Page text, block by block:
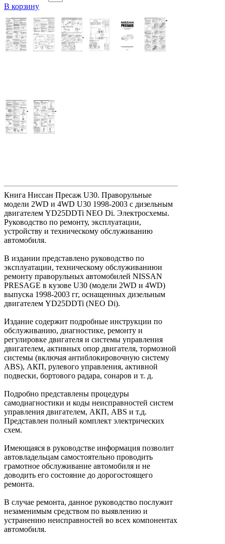
В корзину
Книга Ниссан Пресаж U30. Праворульные
модели 2WD и 4WD U30 1998-2003 с дизельным
двигателем YD25DDTi NEO Di. Электросхемы.
Руководство по ремонту, эксплуатации,
устройству и техническому обслуживанию
автомобиля.
В издании представлено руководство по
эксплуатации, техническому обслуживаниюи
ремонту праворульных автомобилей NISSAN
PRESAGE в кузове U30 (модели 2WD и 4WD)
выпуска 1998-2003 гг, оснащенных дизельным
двигателем YD25DDTi (NEO Di).
Издание содержит подробные инструкции по
обслуживанию, диагностике, ремонту и
регулировке двигателя и системы управления
двигателем, активных опор двигателя, тормозной
системы (включая антиблокировочную систему
ABS), АКП, рулевого управления, активной
подвески, бортового радара, сонаров и т. д.
Подробно представлены процедуры
самодиагностики и коды неисправностей систем
управления двигателем, АКП, ABS и т.д.
Представлен полный комплект электрических
схем.
Имеющаяся в руководстве информация позволит
автовладельцам самостоятельно проводить
грамотное обслуживание автомобиля и не
доводить его состояние до дорогостоящего
ремонта.
В случае ремонта, данное руководство послужит
незаменимым средством по выявлению и
устранению неисправностей во всех компонентах
автомобиля.